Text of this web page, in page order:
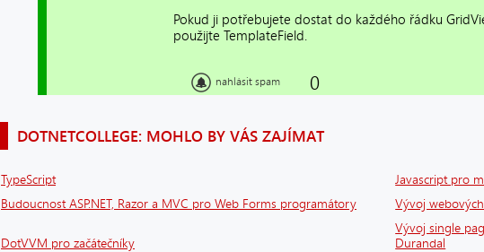
Pokud ji potřebujete dostat do každého řádku
použijte TemplateField.
nahlásit spam 0
DOTNETCOLLEGE: MOHLO BY VÁS ZAJÍMAT
TypeScript
Javascript pro
Budoucnost ASP.NET, Razor a MVC pro Web Forms programátory
Vývoj
DotVVM pro začátečníky
Vývoj single
Durandal